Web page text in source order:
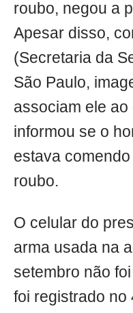
roubo, negou a
Apesar disso,
(Secretaria da
São Paulo,
associam ele ao
informou se o
estava
roubo.
O celular do
arma usada na
setembro não
foi registrado no